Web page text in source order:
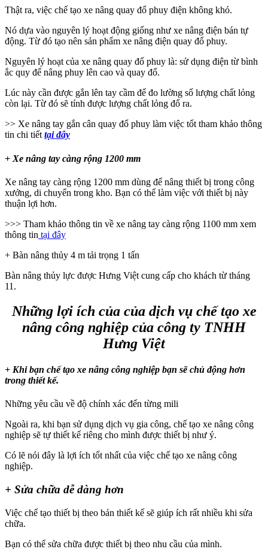
Thật ra, việc chế tạo xe nâng quay đổ phuy điện không khó.
Nó dựa vào nguyên lý hoạt động giống như xe nâng điện bán tự
động. Từ đó tạo nên sản phẩm xe nâng điện quay đổ phuy.
Nguyên lý hoạt của xe nâng quay đổ phuy là: sử dụng điện từ bình
ắc quy để nâng phuy lên cao và quay đổ.
Lúc này cần được gắn lên tay cầm để đo lường số lượng chất lỏng
còn lại. Từ đó sẽ tính được lượng chất lỏng đổ ra.
>> Xe nâng tay gắn cân quay đổ phuy làm việc tốt tham khảo thông
tin chi tiếttại đây
+ Xe nâng tay càng rộng 1200 mm
Xe nâng tay càng rộng 1200 mm dùng để nâng thiết bị trong công
xưởng, di chuyển trong kho. Bạn có thể làm việc với thiết bị này
thuận lợi hơn.
>>> Tham khảo thông tin về xe nâng tay càng rộng 1100 mm xem
thông tin tại đây
+ Bàn nâng thủy 4 m tải trọng 1 tấn
Bàn nâng thủy lực được Hưng Việt cung cấp cho khách từ tháng
11.
Những lợi ích của của dịch vụ chế tạo xe
nâng công nghiệp của công ty TNHH
Hưng Việt
+ Khi bạn chế tạo xe nâng công nghiệp bạn sẽ chủ động hơn
trong thiết kế.
Những yêu cầu về độ chính xác đến từng mili
Ngoài ra, khi bạn sử dụng dịch vụ gia công, chế tạo xe nâng công
nghiệp sẽ tự thiết kế riêng cho mình được thiết bị như ý.
Có lẽ nói đây là lợi ích tốt nhất của việc chế tạo xe nâng công
nghiệp.
+ Sửa chữa dễ dàng hơn
Việc chế tạo thiết bị theo bản thiết kế sẽ giúp ích rất nhiều khi sửa
chữa.
Bạn có thể sửa chữa được thiết bị theo nhu cầu của mình.